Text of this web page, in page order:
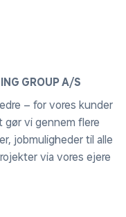
GROUP A/S
– for vores kunder
gør vi gennem flere
jobmuligheder til alle
via vores ejere